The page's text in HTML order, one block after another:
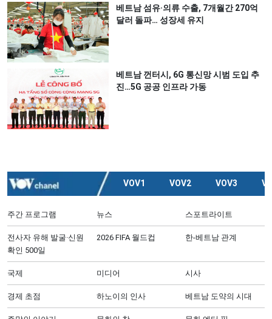
베트남 섬유·의류 수출, 7개월간 270억
달러 돌파… 성장세 유지
베트남 껀터시, 6G 통신망 시범 도입 추
진…5G 공공 인프라 가동
VOV1 VOV2 VOV3
주간 프로그램 뉴스 스포트라이트
전사자 유해 발굴·신원
확인 500일
2026 FIFA 월드컵 한-베트남 관계
국제 미디어 시사
경제 초점 하노이의 인사 베트남 도약의 시대